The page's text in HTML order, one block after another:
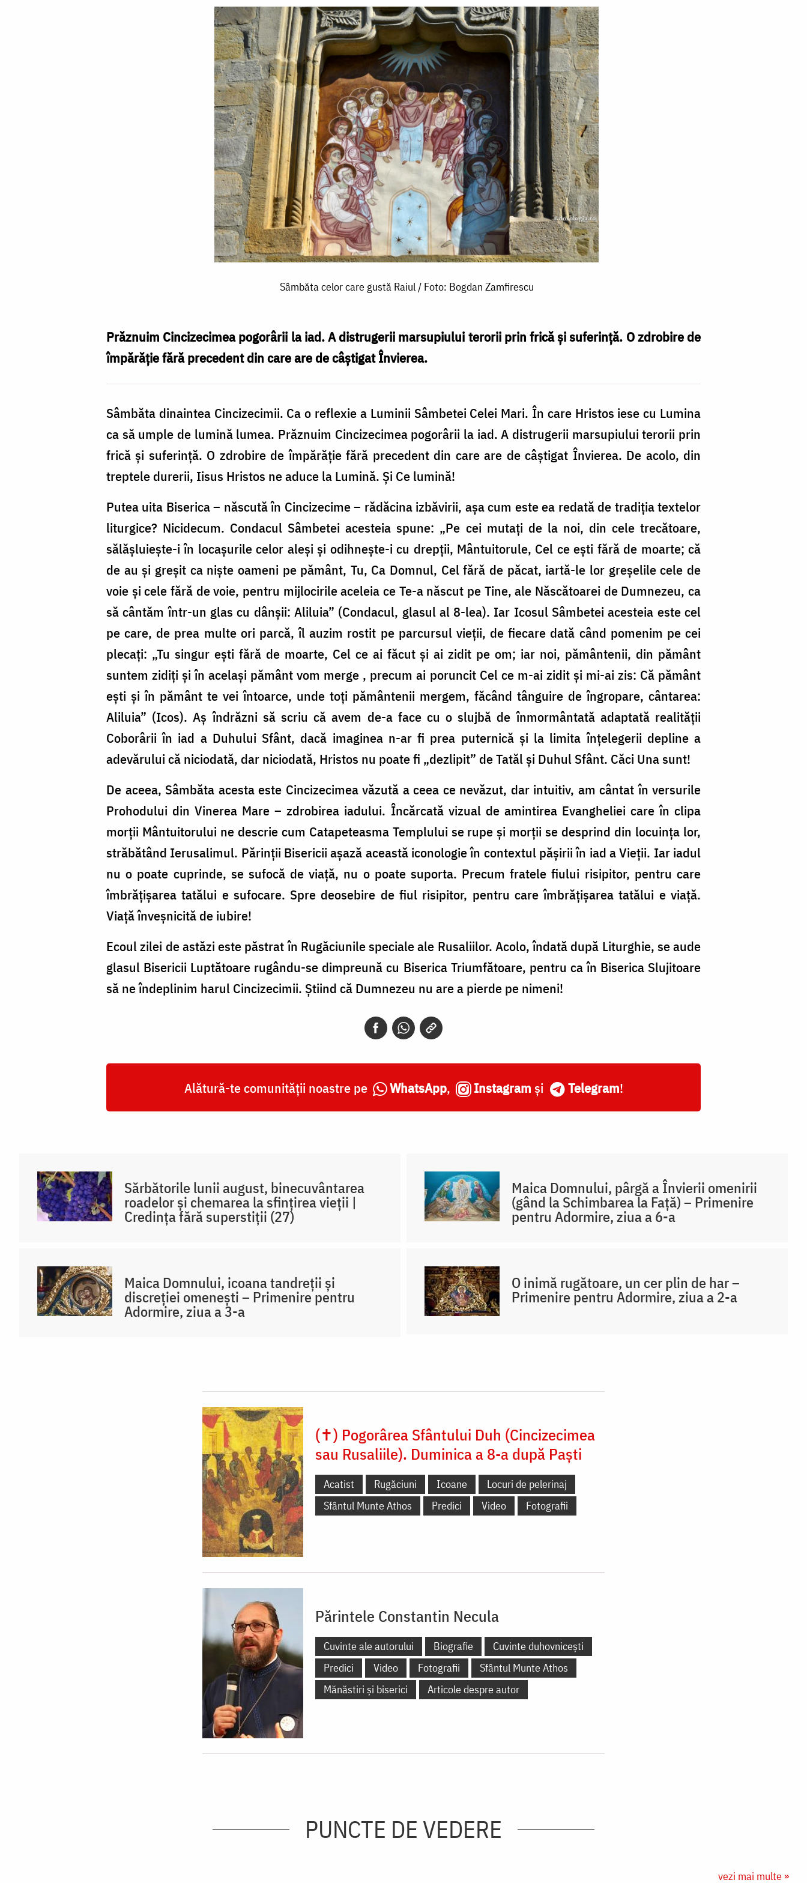
Sâmbăta celor care gustă Raiul / Foto: Bogdan Zamfirescu
Prăznuim Cincizecimea pogorârii la iad. A distrugerii marsupiului terorii prin frică și suferință. O zdrobire de
împărăție fără precedent din care are de câștigat Învierea.
Sâmbăta dinaintea Cincizecimii. Ca o reflexie a Luminii Sâmbetei Celei Mari. În care Hristos iese cu Lumina
ca să umple de lumină lumea. Prăznuim Cincizecimea pogorârii la iad. A distrugerii marsupiului terorii prin
frică și suferință. O zdrobire de împărăție fără precedent din care are de câștigat Învierea. De acolo, din
treptele durerii, Iisus Hristos ne aduce la Lumină. Și Ce lumină!
Putea uita Biserica – născută în Cincizecime – rădăcina izbăvirii, așa cum este ea redată de tradiția textelor
liturgice? Nicidecum. Condacul Sâmbetei acesteia spune: „Pe cei mutați de la noi, din cele trecătoare,
sălășluiește-i în locașurile celor aleși și odihnește-i cu drepții, Mântuitorule, Cel ce ești fără de moarte; că
de au și greșit ca niște oameni pe pământ, Tu, Ca Domnul, Cel fără de păcat, iartă-le lor greșelile cele de
voie și cele fără de voie, pentru mijlocirile aceleia ce Te-a născut pe Tine, ale Născătoarei de Dumnezeu, ca
să cântăm într-un glas cu dânșii: Aliluia” (Condacul, glasul al 8-lea). Iar Icosul Sâmbetei acesteia este cel
pe care, de prea multe ori parcă, îl auzim rostit pe parcursul vieții, de fiecare dată când pomenim pe cei
plecați: „Tu singur ești fără de moarte, Cel ce ai făcut și ai zidit pe om; iar noi, pământenii, din pământ
suntem zidiți și în același pământ vom merge , precum ai poruncit Cel ce m-ai zidit și mi-ai zis: Că pământ
ești și în pământ te vei întoarce, unde toți pământenii mergem, făcând tânguire de îngropare, cântarea:
Aliluia” (Icos). Aș îndrăzni să scriu că avem de-a face cu o slujbă de înmormântată adaptată realității
Coborârii în iad a Duhului Sfânt, dacă imaginea n-ar fi prea puternică și la limita înțelegerii depline a
adevărului că niciodată, dar niciodată, Hristos nu poate fi „dezlipit” de Tatăl și Duhul Sfânt. Căci Una sunt!
De aceea, Sâmbăta acesta este Cincizecimea văzută a ceea ce nevăzut, dar intuitiv, am cântat în versurile
Prohodului din Vinerea Mare – zdrobirea iadului. Încărcată vizual de amintirea Evangheliei care în clipa
morții Mântuitorului ne descrie cum Catapeteasma Templului se rupe și morții se desprind din locuința lor,
străbătând Ierusalimul. Părinții Bisericii așază această iconologie în contextul pășirii în iad a Vieții. Iar iadul
nu o poate cuprinde, se sufocă de viață, nu o poate suporta. Precum fratele fiului risipitor, pentru care
îmbrățișarea tatălui e sufocare. Spre deosebire de fiul risipitor, pentru care îmbrățișarea tatălui e viață.
Viață înveșnicită de iubire!
Ecoul zilei de astăzi este păstrat în Rugăciunile speciale ale Rusaliilor. Acolo, îndată după Liturghie, se aude
glasul Bisericii Luptătoare rugându-se dimpreună cu Biserica Triumfătoare, pentru ca în Biserica Slujitoare
să ne îndeplinim harul Cincizecimii. Știind că Dumnezeu nu are a pierde pe nimeni!
Alătură-te comunității noastre pe WhatsApp, Instagram și Telegram!
Sărbătorile lunii august, binecuvântarea
roadelor și chemarea la sfințirea vieții |
Credința fără superstiții (27)
Maica Domnului, pârgă a Învierii omenirii
(gând la Schimbarea la Față) – Primenire
pentru Adormire, ziua a 6-a
Maica Domnului, icoana tandreții și
discreției omenești – Primenire pentru
Adormire, ziua a 3-a
O inimă rugătoare, un cer plin de har –
Primenire pentru Adormire, ziua a 2-a
(✝) Pogorârea Sfântului Duh (Cincizecimea
sau Rusaliile). Duminica a 8-a după Paști
Acatist Rugăciuni Icoane
Locuri de pelerinaj
Sfântul Munte Athos
Predici Video Fotografii
Părintele Constantin Necula
Cuvinte ale autorului Biografie
Cuvinte duhovnicești
Predici
Video Fotografii
Sfântul Munte Athos
Mănăstiri și biserici
Articole despre autor
PUNCTE DE VEDERE
vezi mai multe »